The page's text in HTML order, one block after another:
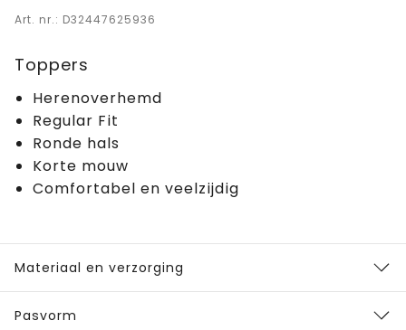
Art. nr.: D32447625936
Toppers
Herenoverhemd
Regular Fit
Ronde hals
Korte mouw
Comfortabel en veelzijdig
Materiaal en verzorging
Pasvorm